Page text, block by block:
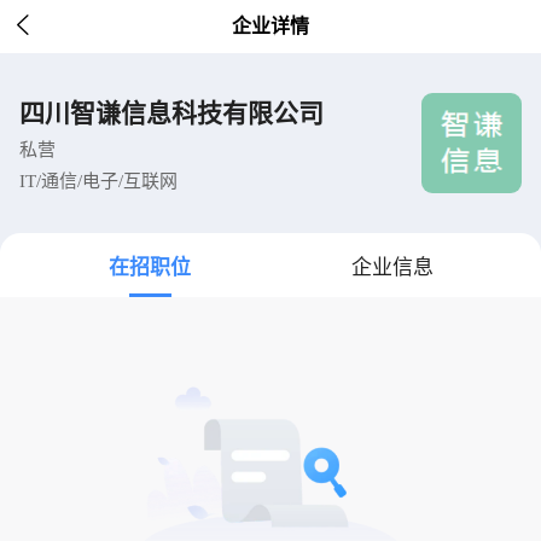
 企业详情
四川智谦信息科技有限公司
私营
IT/通信/电子/互联网
在招职位 企业信息